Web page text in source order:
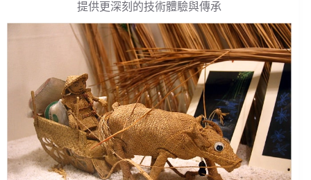
提供更深刻的技術體驗與傳承